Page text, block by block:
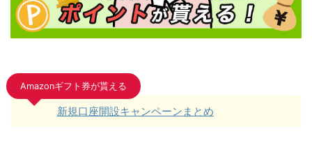
Amazonギフト券が貰える
新規口座開設キャンペーンまとめ